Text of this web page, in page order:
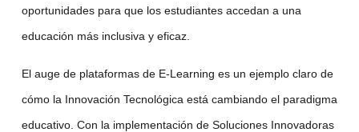
oportunidades para que los estudiantes accedan a una
educación más inclusiva y eficaz.
El auge de plataformas de E-Learning es un ejemplo claro de
cómo la Innovación Tecnológica está cambiando el paradigma
educativo. Con la implementación de Soluciones Innovadoras